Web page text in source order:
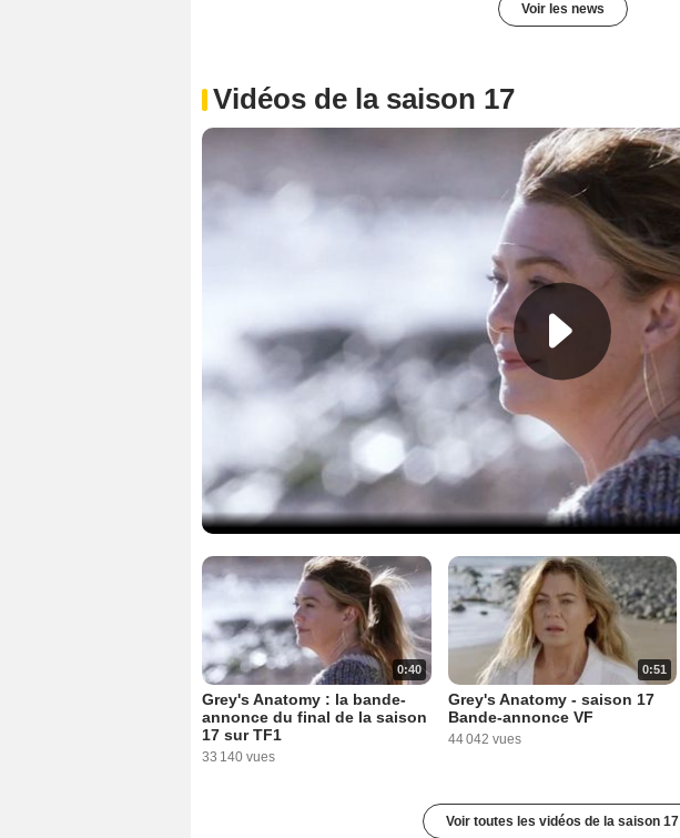
Voir les news
Vidéos de la saison 17
0:40
Grey's Anatomy : la bande-
annonce du final de la saison
17 sur TF1
33 140 vues
0:51
Grey's Anatomy - saison 17
Bande-annonce VF
44 042 vues
Voir toutes les vidéos de la saison 17